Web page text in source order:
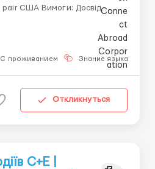
Досвід
С проживанием Знание языка
Откликнуться
C+E |